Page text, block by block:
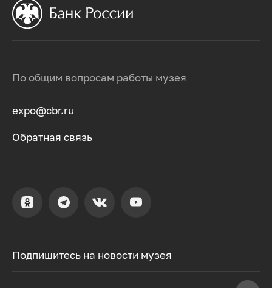
Подпишитесь на новости музея
По общим вопросам работы музея
expo@cbr.ru
Обратная связь